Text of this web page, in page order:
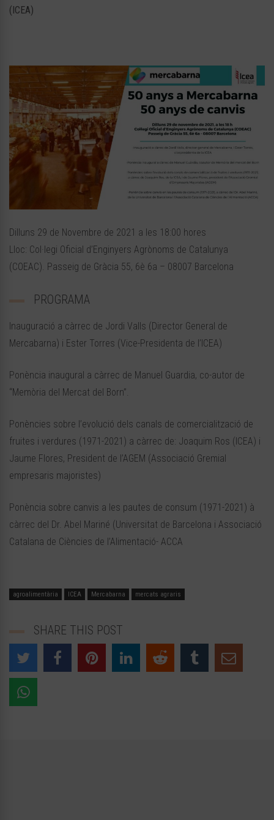
(ICEA)
Dilluns 29 de Novembre de 2021 a les 18:00 hores
Lloc: Col·legi Oficial d’Enginyers Agrònoms de Catalunya
(COEAC). Passeig de Gràcia 55, 6è 6a – 08007 Barcelona
PROGRAMA
Inauguració a càrrec de Jordi Valls (Director General de
Mercabarna) i Ester Torres (Vice-Presidenta de l’ICEA)
Ponència inaugural a càrrec de Manuel Guardia, co-autor de
“Memòria del Mercat del Born”.
Ponències sobre l’evolució dels canals de comercialització de
fruites i verdures (1971-2021) a càrrec de: Joaquim Ros (ICEA) i
Jaume Flores, President de l’AGEM (Associació Gremial
empresaris majoristes)
Ponència sobre canvis a les pautes de consum (1971-2021) à
càrrec del Dr. Abel Mariné (Universitat de Barcelona i Associació
Catalana de Ciències de l’Alimentació- ACCA
agroalimentària ICEA Mercabarna mercats agraris
SHARE THIS POST